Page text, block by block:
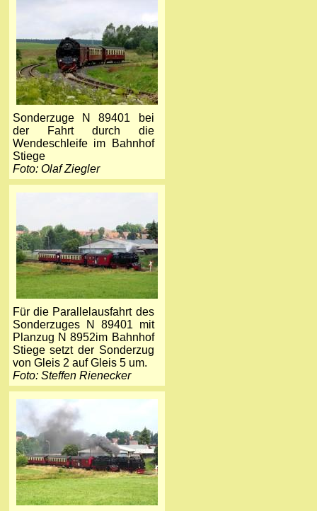
Sonderzuge N 89401 bei
der Fahrt durch die
Wendeschleife im Bahnhof
Stiege
Foto: Olaf Ziegler
Für die Parallelausfahrt des
Sonderzuges N 89401 mit
Planzug N 8952im Bahnhof
Stiege setzt der Sonderzug
von Gleis 2 auf Gleis 5 um.
Foto: Steffen Rienecker